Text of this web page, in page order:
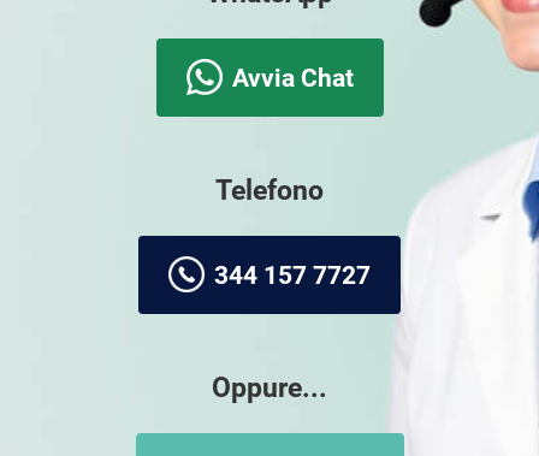
Avvia Chat
Telefono
344 157 7727
Oppure...